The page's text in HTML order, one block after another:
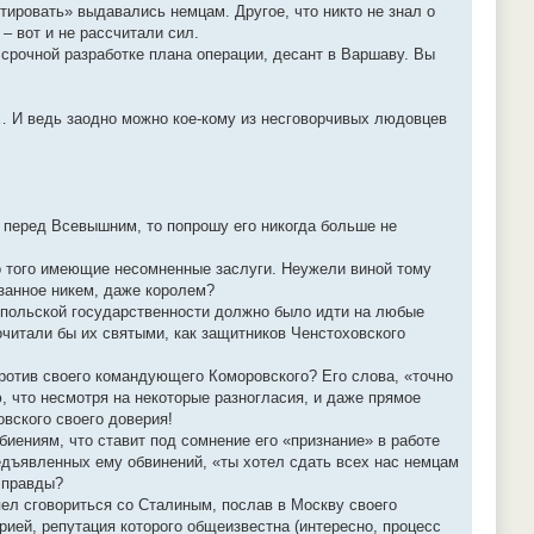
выдавались немцам. Другое, что никто не знал о
вот и не рассчитали сил.
разработке плана операции, десант в Варшаву. Вы
ведь заодно можно кое-кому из несговорчивых людовцев
Всевышним, то попрошу его никогда больше не
имеющие несомненные заслуги. Неужели виной тому
никем, даже королем?
государственности должно было идти на любые
бы их святыми, как защитников Ченстоховского
своего командующего Коморовского? Его слова, «точно
несмотря на некоторые разногласия, и даже прямое
своего доверия!
что ставит под сомнение его «признание» в работе
ему обвинений, «ты хотел сдать всех нас немцам
сговориться со Сталиным, послав в Москву своего
репутация которого общеизвестна (интересно, процесс